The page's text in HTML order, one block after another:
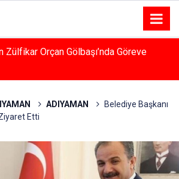
Orçan Gölbaşı’nda Göreve
Araç Sürücüsü Yaralandı
ADIYAMAN
Belediye Başkanı
Ziyaret Etti